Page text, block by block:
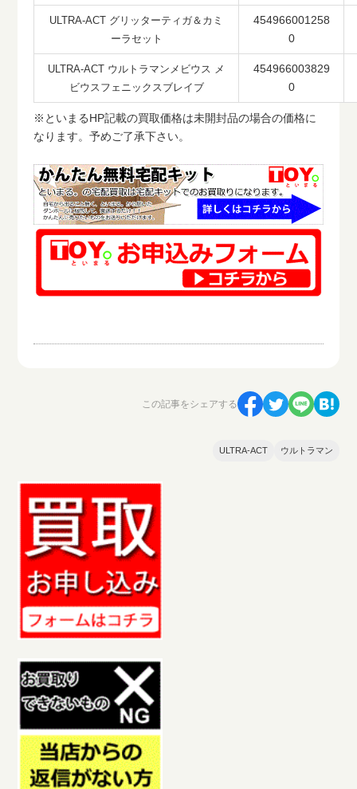
ULTRA-ACT グリッターティガ＆カミ
ーラセット
454966001258
0
ULTRA-ACT ウルトラマンメビウス メ
ビウスフェニックスブレイブ
454966003829
0
※といまるHP記載の買取価格は未開封品の場合の価格に
なります。予めご了承下さい。
この記事をシェアする
ULTRA-ACT ウルトラマン